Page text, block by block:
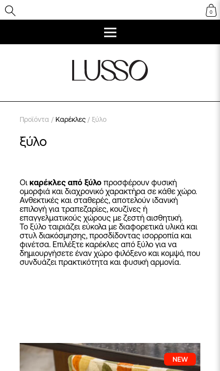
0
Προϊόντα / Καρέκλες / ξύλο
ξύλο
Οι καρέκλες από ξύλο προσφέρουν φυσική
ομορφιά και διαχρονικό χαρακτήρα σε κάθε χώρο.
Ανθεκτικές και σταθερές, αποτελούν ιδανική
επιλογή για τραπεζαρίες, κουζίνες ή
επαγγελματικούς χώρους με ζεστή αισθητική.
Το ξύλο ταιριάζει εύκολα με διαφορετικά υλικά και
στυλ διακόσμησης, προσδίδοντας ισορροπία και
φινέτσα. Επιλέξτε καρέκλες από ξύλο για να
δημιουργήσετε έναν χώρο φιλόξενο και κομψό, που
συνδυάζει πρακτικότητα και φυσική αρμονία.